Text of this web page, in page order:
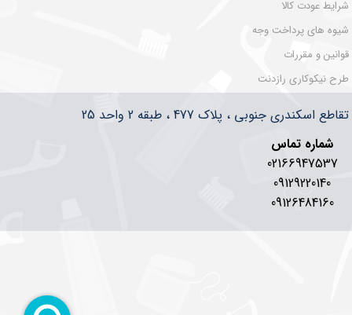
شرایط عودت کالا
شیوه های پرداخت وجه
قوانین و مقررات
طرح نیکوکاری رازدنت
جنوبی ، پلاک 477 ، طبقه 2 واحد 25
شماره تماس
02166947537
09129220140
09126484160